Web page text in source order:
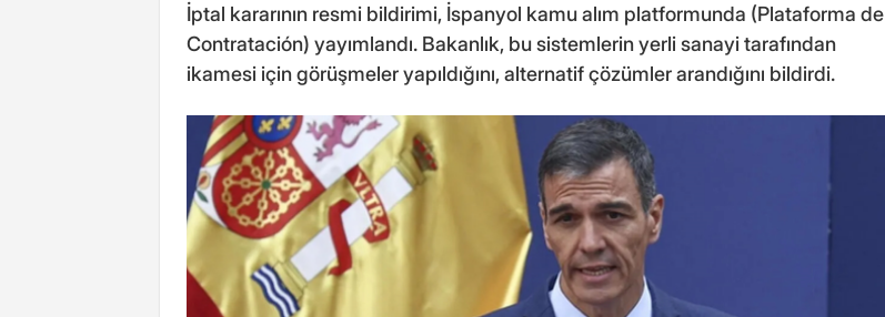
İptal kararının resmi bildirimi, İspanyol kamu alım platformunda (Plataforma de
Contratación) yayımlandı. Bakanlık, bu sistemlerin yerli sanayi tarafından
ikamesi için görüşmeler yapıldığını, alternatif çözümler arandığını bildirdi.